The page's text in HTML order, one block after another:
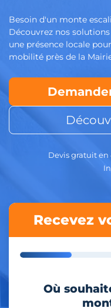
Besoin d'un monte
Découvrez nos
une présence locale
mobilité près de la
Devis gratuit en
Recevez
Où